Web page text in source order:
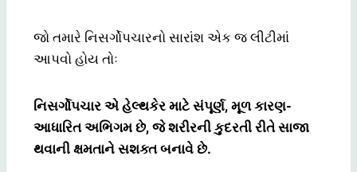
જો તમારે નિસર્ગોપચારનો સારાંશ એક જ લીટીમાં
આપવો હોય તોઃ
નિસર્ગોપચાર એ હેલ્થકેર માટે સંપૂર્ણ, મૂળ કારણ-
આધારિત અભિગમ છે, જે શરીરની કુદરતી રીતે સાજા
થવાની ક્ષમતાને સશક્ત બનાવે છે.